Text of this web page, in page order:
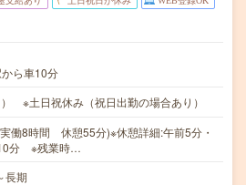
ら車10分
※土日祝休み（祝日出勤の場合あり）
働8時間 休憩55分)※休憩詳細:午前5分・
分 ※残業時…
長期